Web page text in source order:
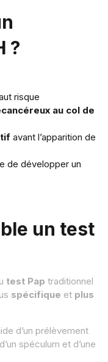
?
risque
au col de
avant l’apparition de
de développer un
un test
test Pap traditionnel
spécifique et plus
d’un prélèvement
spéculum et d’une